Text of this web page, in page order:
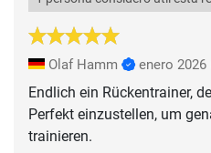
Olaf Hamm enero 2026
Endlich ein Rückentrainer,
Perfekt einzustellen, um
trainieren.